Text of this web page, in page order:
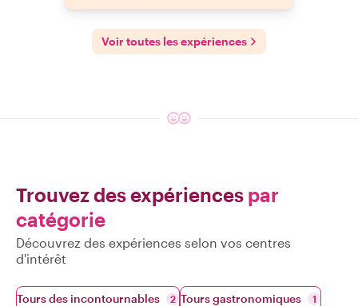
Voir toutes les expériences
Trouvez des expériences par
catégorie
Découvrez des expériences selon vos centres
d'intérêt
Tours des incontournables 2 Tours gastronomiques 1